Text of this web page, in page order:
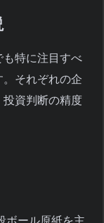
も特に注目すべ
それぞれの企
資判断の精度